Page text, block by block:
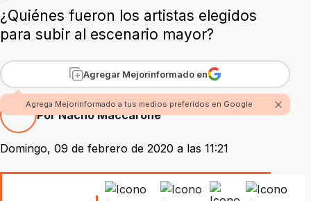
¿Quiénes fueron los artistas elegidos
para subir al escenario mayor?
Agregar Mejorinformado en
Agrega Mejorinformado a tus medios preferidos en Google
Por Nacho Maccarone
Domingo, 09 de febrero de 2020 a las 11:21